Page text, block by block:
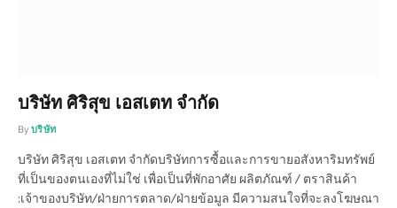
บริษัท ศิริสุข เอสเตท จำกัด
By บริษัท
บริษัท ศิริสุข เอสเตท จำกัดบริษัทการซื้อและการขายอสังหาริมทรัพย์
ที่เป็นของตนเองที่ไม่ใช่ เพื่อเป็นที่พักอาศัย ผลิตภัณฑ์ / ตราสินค้า
:เจ้าของบริษัท/ฝ่ายการตลาด/ฝ่ายข้อมูล มีความสนใจที่จะลงโฆษณา